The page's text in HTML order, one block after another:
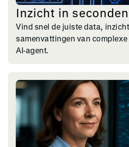
Inzicht in seconden
Vind snel de juiste data,
samenvattingen van
AI‑agent.